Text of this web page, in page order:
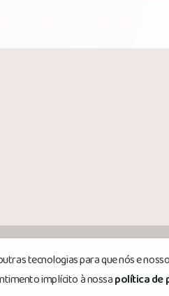
tecnologias para que nós e
implícito à nossapolítica de
© Todos os